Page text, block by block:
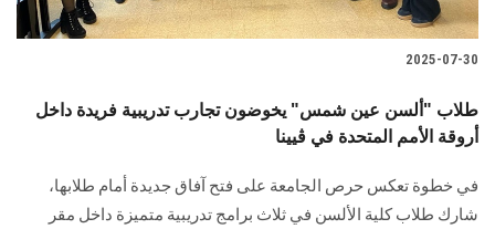
2025-07-30
طلاب "ألسن عين شمس" يخوضون تجارب تدريبية فريدة داخل
أروقة الأمم المتحدة في ڤيينا
في خطوة تعكس حرص الجامعة على فتح آفاق جديدة أمام طلابها،
شارك طلاب كلية الألسن في ثلاث برامج تدريبية متميزة داخل مقر